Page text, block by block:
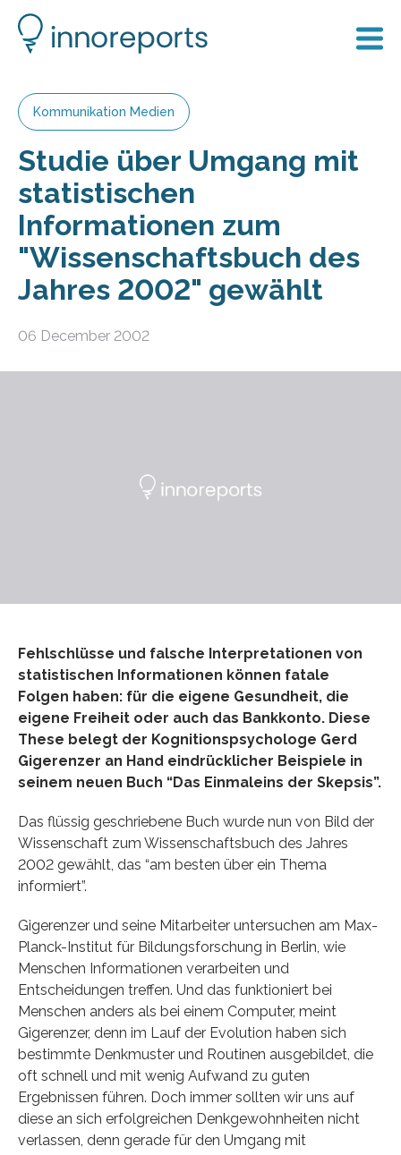
Kommunikation Medien
Studie über Umgang mit
statistischen
Informationen zum
"Wissenschaftsbuch des
Jahres 2002" gewählt
06 December 2002
Fehlschlüsse und falsche Interpretationen von
statistischen Informationen können fatale
Folgen haben: für die eigene Gesundheit, die
eigene Freiheit oder auch das Bankkonto. Diese
These belegt der Kognitionspsychologe Gerd
Gigerenzer an Hand eindrücklicher Beispiele in
seinem neuen Buch “Das Einmaleins der Skepsis”.
Das flüssig geschriebene Buch wurde nun von Bild der
Wissenschaft zum Wissenschaftsbuch des Jahres
2002 gewählt, das “am besten über ein Thema
informiert”.
Gigerenzer und seine Mitarbeiter untersuchen am Max-
Planck-Institut für Bildungsforschung in Berlin, wie
Menschen Informationen verarbeiten und
Entscheidungen treffen. Und das funktioniert bei
Menschen anders als bei einem Computer, meint
Gigerenzer, denn im Lauf der Evolution haben sich
bestimmte Denkmuster und Routinen ausgebildet, die
oft schnell und mit wenig Aufwand zu guten
Ergebnissen führen. Doch immer sollten wir uns auf
diese an sich erfolgreichen Denkgewohnheiten nicht
verlassen, denn gerade für den Umgang mit